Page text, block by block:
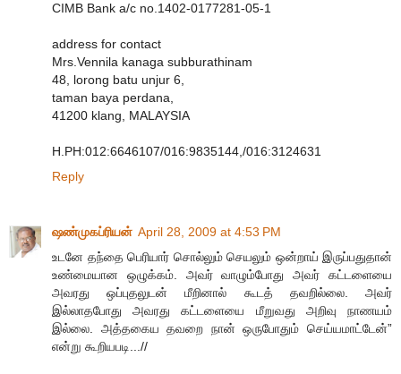
CIMB Bank a/c no.1402-0177281-05-1
address for contact
Mrs.Vennila kanaga subburathinam
48, lorong batu unjur 6,
taman baya perdana,
41200 klang, MALAYSIA
H.PH:012:6646107/016:9835144,/016:3124631
Reply
ஷண்முகப்ரியன் April 28, 2009 at 4:53 PM
உடனே தந்தை பெரியார் சொல்லும் செயலும் ஒன்றாய் இருப்பதுதான்
உண்மையான ஒழுக்கம். அவர் வாழும்போது அவர் கட்டளையை
அவரது ஒப்புதலுடன் மீறினால் கூடத் தவறில்லை. அவர்
இல்லாதபோது அவரது கட்டளையை மீறுவது அறிவு நாணயம்
இல்லை. அத்தகைய தவறை நான் ஒருபோதும் செய்யமாட்டேன்”
என்று கூறியபடி...//